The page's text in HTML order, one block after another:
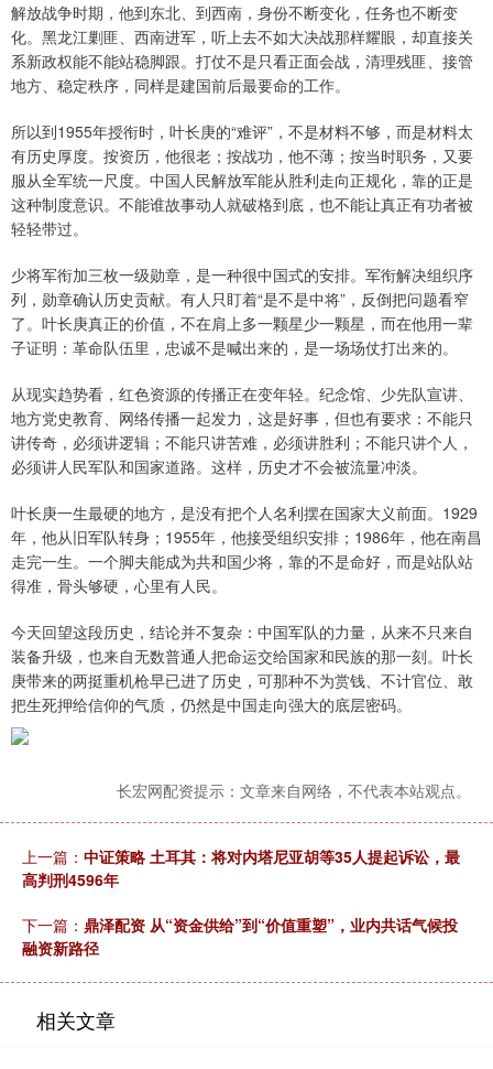
解放战争时期，他到东北、到西南，身份不断变化，任务也不断变
化。黑龙江剿匪、西南进军，听上去不如大决战那样耀眼，却直接关
系新政权能不能站稳脚跟。打仗不是只看正面会战，清理残匪、接管
地方、稳定秩序，同样是建国前后最要命的工作。
所以到1955年授衔时，叶长庚的“难评”，不是材料不够，而是材料太
有历史厚度。按资历，他很老；按战功，他不薄；按当时职务，又要
服从全军统一尺度。中国人民解放军能从胜利走向正规化，靠的正是
这种制度意识。不能谁故事动人就破格到底，也不能让真正有功者被
轻轻带过。
少将军衔加三枚一级勋章，是一种很中国式的安排。军衔解决组织序
列，勋章确认历史贡献。有人只盯着“是不是中将”，反倒把问题看窄
了。叶长庚真正的价值，不在肩上多一颗星少一颗星，而在他用一辈
子证明：革命队伍里，忠诚不是喊出来的，是一场场仗打出来的。
从现实趋势看，红色资源的传播正在变年轻。纪念馆、少先队宣讲、
地方党史教育、网络传播一起发力，这是好事，但也有要求：不能只
讲传奇，必须讲逻辑；不能只讲苦难，必须讲胜利；不能只讲个人，
必须讲人民军队和国家道路。这样，历史才不会被流量冲淡。
叶长庚一生最硬的地方，是没有把个人名利摆在国家大义前面。1929
年，他从旧军队转身；1955年，他接受组织安排；1986年，他在南昌
走完一生。一个脚夫能成为共和国少将，靠的不是命好，而是站队站
得准，骨头够硬，心里有人民。
今天回望这段历史，结论并不复杂：中国军队的力量，从来不只来自
装备升级，也来自无数普通人把命运交给国家和民族的那一刻。叶长
庚带来的两挺重机枪早已进了历史，可那种不为赏钱、不计官位、敢
把生死押给信仰的气质，仍然是中国走向强大的底层密码。
长宏网配资提示：文章来自网络，不代表本站观点。
上一篇： 中证策略 土耳其：将对内塔尼亚胡等35人提起诉讼，最
高判刑4596年
下一篇： 鼎泽配资 从“资金供给”到“价值重塑”，业内共话气候投
融资新路径
相关文章